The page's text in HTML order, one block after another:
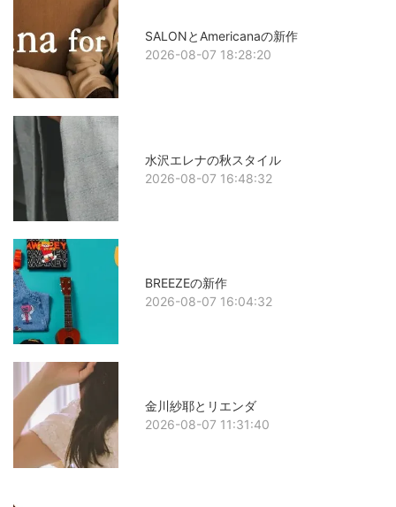
SALONとAmericanaの新作
2026-08-07 18:28:20
水沢エレナの秋スタイル
2026-08-07 16:48:32
BREEZEの新作
2026-08-07 16:04:32
金川紗耶とリエンダ
2026-08-07 11:31:40